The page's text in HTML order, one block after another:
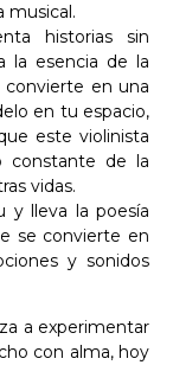
musical.
historias sin
la esencia de la
en una
en tu espacio,
este violinista
constante de la
vidas.
y lleva la poesía
se convierte en
y sonidos
a experimentar
con alma, hoy